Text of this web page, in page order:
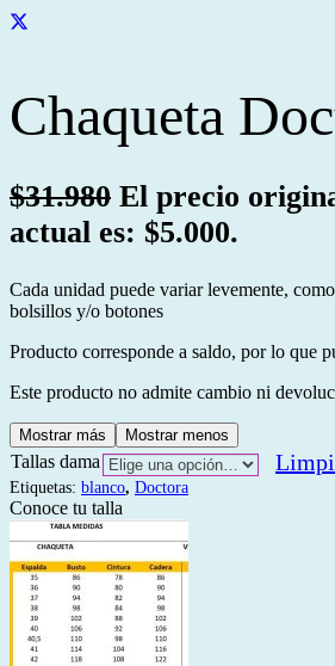
Chaqueta
$31.980 El precio
actual es: $5.000.
Cada unidad puede variar levemente,
bolsillos y/o botones
Producto corresponde a saldo, por lo que
Este producto no admite cambio ni
Mostrar más Mostrar menos
Tallas dama
Etiquetas: blanco, Doctora
Conoce tu talla